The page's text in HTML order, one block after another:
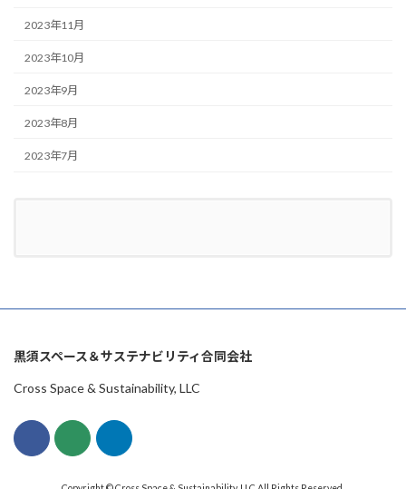
2023年11月
2023年10月
2023年9月
2023年8月
2023年7月
黒須スペース＆サステナビリティ合同会社
Cross Space & Sustainability, LLC